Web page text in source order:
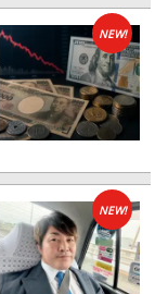
NEW!
NEW!